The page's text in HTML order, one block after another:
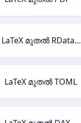
LaTeX മുതൽ RDataFrame
LaTeX മുതൽ TOML